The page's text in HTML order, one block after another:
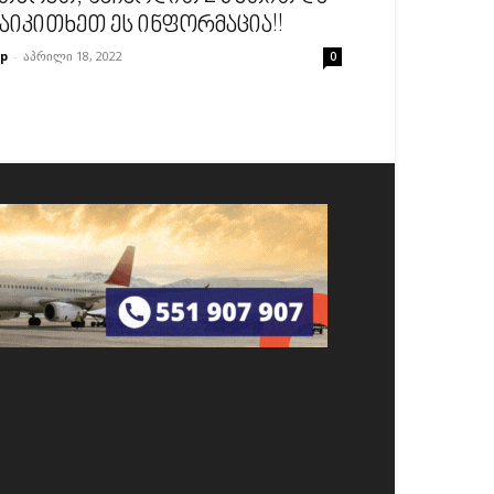
ეს ინფორმაცია!!
- აპრილი 18, 2022 0